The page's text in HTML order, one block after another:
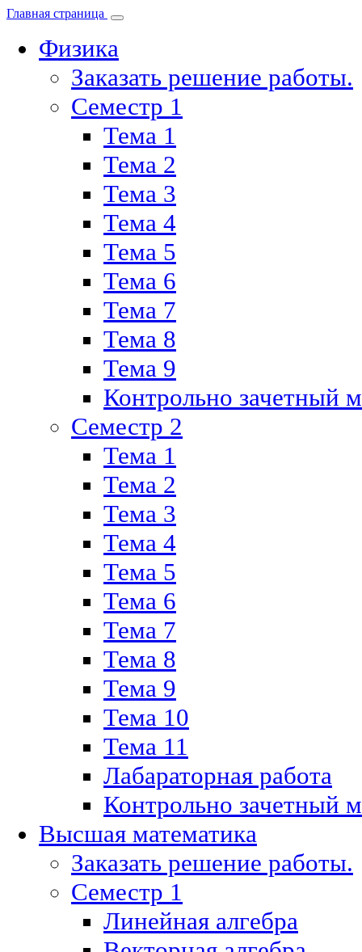
Главная страница
Физика
Заказать решение работы.
Семестр 1
Тема 1
Тема 2
Тема 3
Тема 4
Тема 5
Тема 6
Тема 7
Тема 8
Тема 9
Контрольно зачетный
Семестр 2
Тема 1
Тема 2
Тема 3
Тема 4
Тема 5
Тема 6
Тема 7
Тема 8
Тема 9
Тема 10
Тема 11
Лабараторная работа
Контрольно зачетный
Высшая математика
Заказать решение работы.
Семестр 1
Линейная алгебра